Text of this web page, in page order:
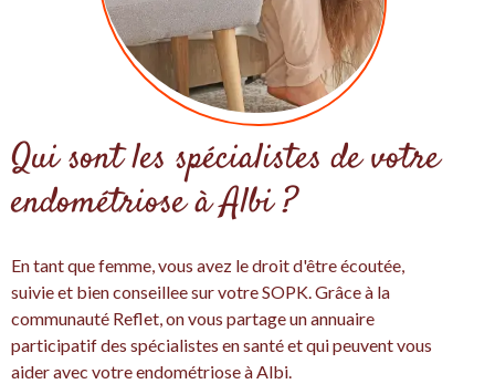
Qui sont les spécialistes de votre
endométriose à Albi ?
En tant que femme, vous avez le droit d'être écoutée,
suivie et bien conseillee sur votre SOPK. Grâce à la
communauté Reflet, on vous partage un annuaire
participatif des spécialistes en santé et qui peuvent vous
aider avec votre endométriose à Albi.